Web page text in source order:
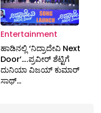
Entertainment
ಹಾಡಿನಲ್ಲಿ ‘ನಿದ್ರಾದೇವಿ Next
Door’….ಪ್ರವೀರ್ ಶೆಟ್ಟಿಗೆ
ದುನಿಯಾ ವಿಜಯ್ ಕುಮಾರ್
ಸಾಥ್…